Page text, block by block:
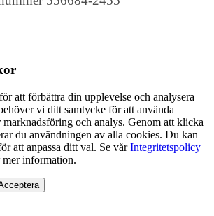
att förbättra din upplevelse och analysera
vi ditt samtycke för att använda
och analys. Genom att klicka
du användningen av alla cookies. Du kan
att anpassa ditt val. Se vårIntegritetspolicy
mer information.